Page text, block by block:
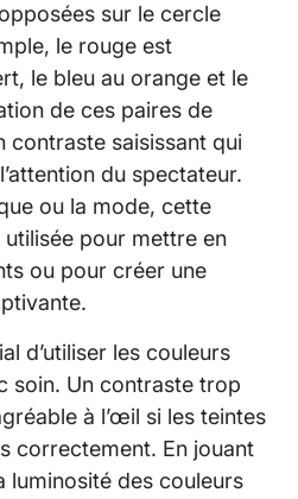
sur le cercle
le rouge est
le bleu au orange et le
de ces paires de
contraste saisissant qui
du spectateur.
ou la mode, cette
pour mettre en
ou pour créer une
d’utiliser les couleurs
soin. Un contraste trop
à l’œil si les teintes
correctement. En jouant
luminosité des couleurs